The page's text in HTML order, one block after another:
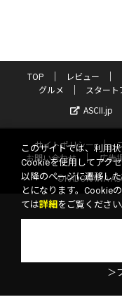
TOP レビュー
グルメ
スタート
ASCII.jp
サイトポリシー
お問い合わせ
広告
©KADOKAWA
このサイトでは、利用
Cookieを使用してアク
以降のページに遷移し
とになります。Cookie
ては詳細 をご覧ください
＞